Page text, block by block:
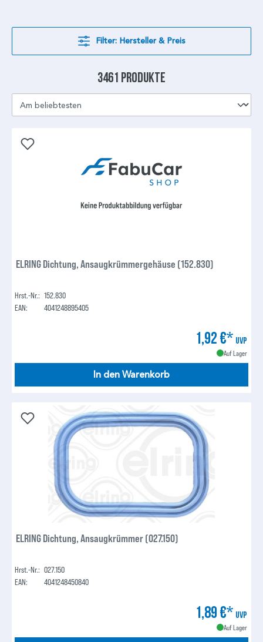
Filter: Hersteller & Preis
3461 Produkte
ELRING Dichtung, Ansaugkrümmergehäuse (152.830)
Hrst.-Nr.: 152.830
EAN:
4041248895405
1,92 €* UVP
Auf Lager
In den Warenkorb
ELRING Dichtung, Ansaugkrümmer (027.150)
Hrst.-Nr.: 027.150
EAN:
4041248450840
1,89 €* UVP
Auf Lager